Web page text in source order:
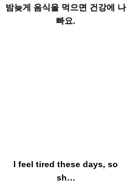
밤늦게 음식을 먹으면 건강에 나
빠요.
I feel tired these days, so
sh…